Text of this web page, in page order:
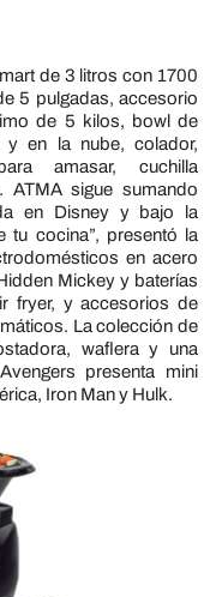
de 3 litros con 1700
5 pulgadas, accesorio
de 5 kilos, bowl de
y en la nube, colador,
amasar, cuchilla
ATMA sigue sumando
en Disney y bajo la
tu cocina”, presentó la
en acero
Mickey y baterías
fryer, y accesorios de
La colección de
waflera y una
presenta mini
Iron Man y Hulk.